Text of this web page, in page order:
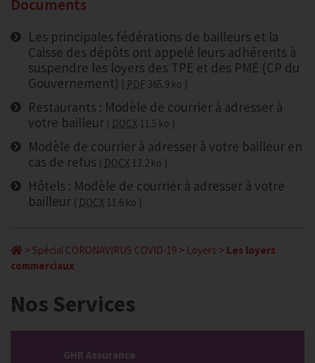
Documents
Les principales fédérations de bailleurs et la
Caisse des dépôts ont appelé leurs adhérents à
suspendre les loyers des TPE et des PME (CP du
Gouvernement)
PDF 365.9 ko
Restaurants : Modèle de courrier à adresser à
votre bailleur
DOCX 11.5 ko
Modèle de courrier à adresser à votre bailleur en
cas de refus
DOCX 13.2 ko
Hôtels : Modèle de courrier à adresser à votre
bailleur
DOCX 11.6 ko
> Spécial CORONAVIRUS COVID-19 > Loyers > Les loyers
commerciaux
Nos Services
GHR Assurance